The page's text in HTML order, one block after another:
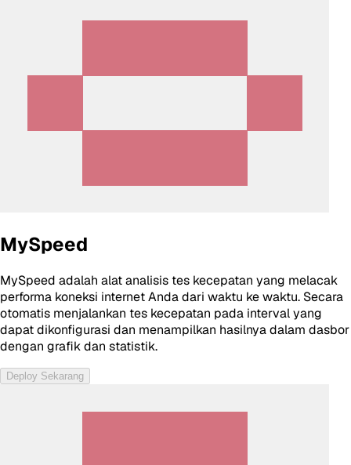
MySpeed
MySpeed adalah alat analisis tes kecepatan yang melacak
performa koneksi internet Anda dari waktu ke waktu. Secara
otomatis menjalankan tes kecepatan pada interval yang
dapat dikonfigurasi dan menampilkan hasilnya dalam dasbor
dengan grafik dan statistik.
Deploy Sekarang